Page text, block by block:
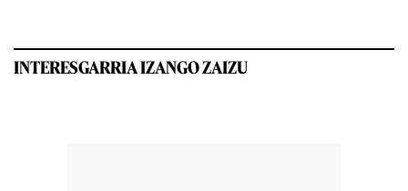
INTERESGARRIA IZANGO ZAIZU